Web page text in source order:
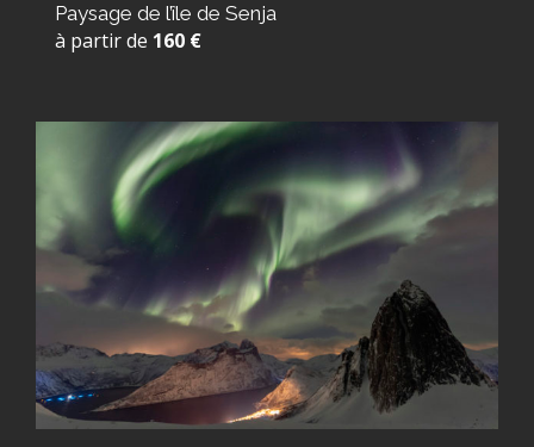
Paysage de l’île de Senja
à partir de 160 €